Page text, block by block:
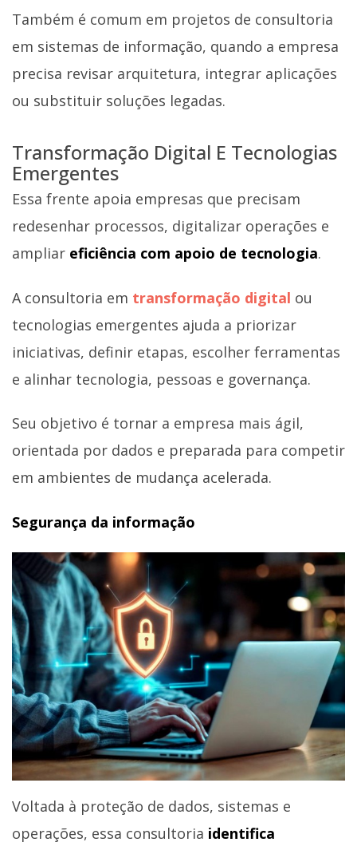
Também é comum em projetos de consultoria
em sistemas de informação, quando a empresa
precisa revisar arquitetura, integrar aplicações
ou substituir soluções legadas.
Transformação Digital E Tecnologias
Emergentes
Essa frente apoia empresas que precisam
redesenhar processos, digitalizar operações e
ampliar eficiência com apoio de tecnologia.
A consultoria em transformação digital ou
tecnologias emergentes ajuda a priorizar
iniciativas, definir etapas, escolher ferramentas
e alinhar tecnologia, pessoas e governança.
Seu objetivo é tornar a empresa mais ágil,
orientada por dados e preparada para competir
em ambientes de mudança acelerada.
Segurança da informação
Voltada à proteção de dados, sistemas e
operações, essa consultoria identifica